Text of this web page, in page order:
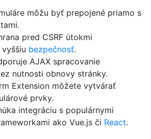
môžu byť prepojené priamo s
pred CSRF útokmi
bezpečnosť.
AJAX spracovanie
nutnosti obnovy stránky.
Extension môžete vytvárať
prvky.
integráciu s populárnymi
ako Vue.js či React.